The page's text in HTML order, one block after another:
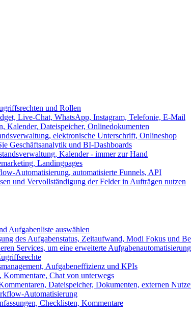
und Rollen
Live-Chat, WhatsApp, Instagram, Telefonie, E-Mail
Kalender, Dateispeicher, Onlinedokumenten
elektronische Unterschrift, Onlineshop
Geschäftsanalytik und BI-Dashboards
Kalender - immer zur Hand
Landingpages
Automatisierung, automatisierte Funnels, API
und Vervollständigung der Felder in Aufträgen nutzen
Aufgabenliste auswählen
des Aufgabenstatus, Zeitaufwand, Modi Fokus und
Services, um eine erweiterte
Aufgabeneffizienz und KPIs
Chat von unterwegs
Dateispeicher, Dokumenten, externen
Automatisierung
Checklisten, Kommentare